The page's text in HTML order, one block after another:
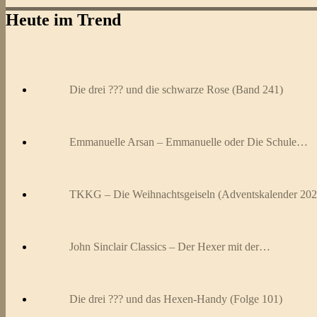
Heute im Trend
Die drei ??? und die schwarze Rose (Band 241)
Emmanuelle Arsan – Emmanuelle oder Die Schule…
TKKG – Die Weihnachtsgeiseln (Adventskalender
John Sinclair Classics – Der Hexer mit der…
Die drei ??? und das Hexen-Handy (Folge 101)